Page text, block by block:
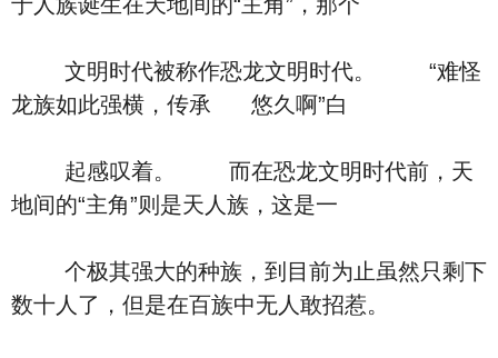
文明时代被称作恐龙文明时代。 “难怪
龙族如此强横，传承 悠久啊”白
起感叹着。 而在恐龙文明时代前，天
地间的“主角”则是天人族，这是一
个极其强大的种族，到目前为止虽然只剩下
数十人了，但是在百族中无人敢招惹。